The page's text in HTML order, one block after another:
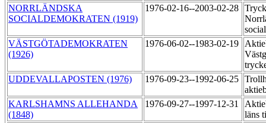
NORRLÄNDSKA
SOCIALDEMOKRATEN (1919)
1976-02-16--2003-02-28
VÄSTGÖTADEMOKRATEN
(1926)
1976-06-02--1983-02-19
UDDEVALLAPOSTEN (1976)
1976-09-23--1992-06-25
KARLSHAMNS ALLEHANDA
(1848)
1976-09-27--1997-12-31
läns